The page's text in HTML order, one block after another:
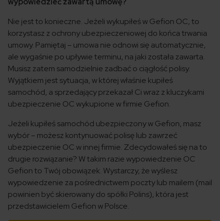
Nie jest to konieczne. Jeżeli wykupiłeś w Gefion OC, to
korzystasz z ochrony ubezpieczeniowej do końca trwania
umowy. Pamiętaj – umowa nie odnowi się automatycznie,
ale wygaśnie po upływie terminu, na jaki została zawarta.
Musisz zatem samodzielnie zadbać o ciągłość polisy.
Wyjątkiem jest sytuacja, w której właśnie kupiłeś
samochód, a sprzedający przekazał Ci wraz z kluczykami
ubezpieczenie OC wykupione w firmie Gefion.
Jeżeli kupiłeś samochód ubezpieczony w Gefion, masz
wybór – możesz kontynuować polisę lub zawrzeć
ubezpieczenie OC w innej firmie. Zdecydowałeś się na to
drugie rozwiązanie? W takim razie wypowiedzenie OC
Gefion to Twój obowiązek. Wystarczy, że wyślesz
wypowiedzenie za pośrednictwem poczty lub mailem (mail
powinien być skierowany do spółki Polins), która jest
przedstawicielem Gefion w Polsce.